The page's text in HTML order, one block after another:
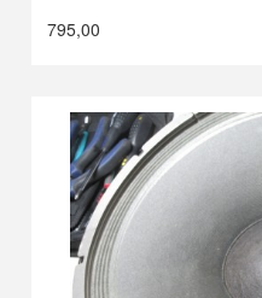
795,00